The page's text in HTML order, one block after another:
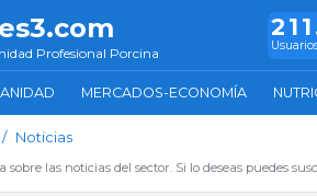
Profesional Porcina
MERCADOS-ECONOMÍA
Noticias
sobre las noticias del sector. Si lo deseas puedes